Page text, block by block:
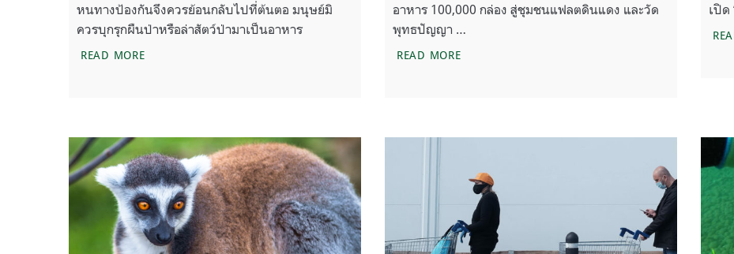
หนทางป้องกันจึงควรย้อนกลับไปที่ต้นตอ มนุษย์มิ
ควรบุกรุกผืนป่าหรือล่าสัตว์ป่ามาเป็นอาหาร
READ MORE‘โรคฝีดาษลิง’ อันตรายของโรคจากสัตว์ป่าสู่คนคืออะไร ?
อาหาร 100,000 กล่อง สู่ชุมชนแฟลตดินแดง และวัด
พุทธปัญญา …
READ MOREมูลนิธิสืบฯ ร่วมมอบอาหารกล่อง ผ่านโครงการครัวปันอิ่ม
เปิด